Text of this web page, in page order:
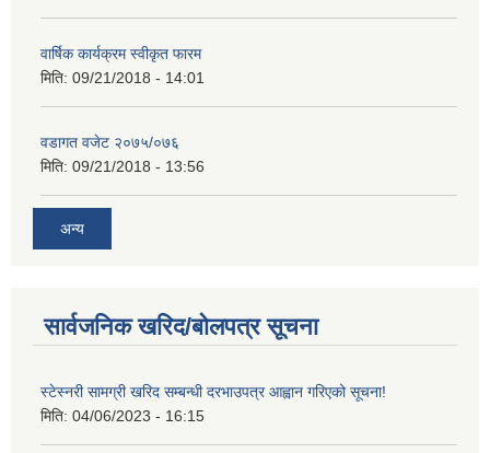
वार्षिक कार्यक्रम स्वीकृत फारम
मिति: 09/21/2018 - 14:01
वडागत वजेट २०७५/०७६
मिति: 09/21/2018 - 13:56
अन्य
सार्वजनिक खरिद/बोलपत्र सूचना
स्टेस्नरी सामग्री खरिद सम्बन्धी दरभाउपत्र आह्वान गरिएको सूचना!
मिति: 04/06/2023 - 16:15